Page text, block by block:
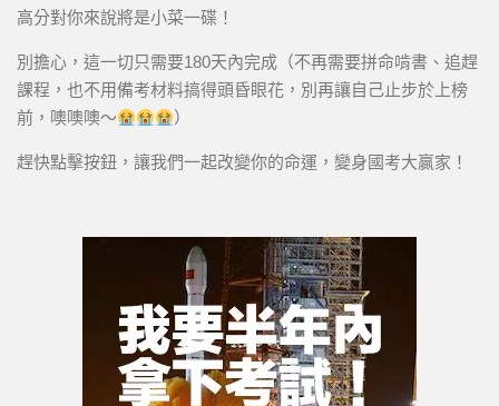
高分對你來說將是小菜一碟！
別擔心，這一切只需要180天內完成（不再需要拼命啃書、追趕
課程，也不用備考材料搞得頭昏眼花，別再讓自己止步於上榜
前，噢噢噢～
）
趕快點擊按鈕，讓我們一起改變你的命運，變身國考大贏家！